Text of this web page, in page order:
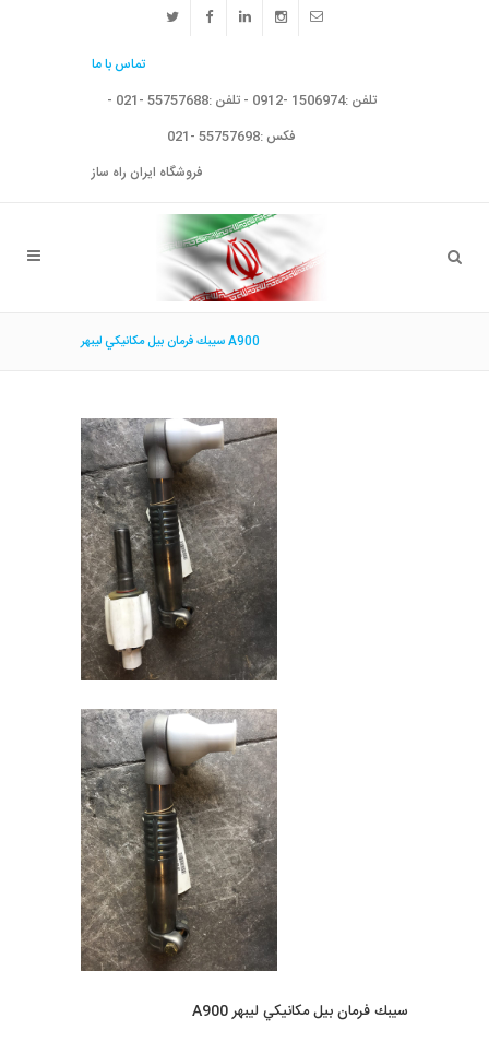
تماس با ما
تلفن :1506974 -0912 - تلفن :55757688 -021 -
فکس :55757698 -021
فروشگاه ایران راه ساز
سيبك فرمان بيل مكانيكي ليبهر A900
سيبك فرمان بيل مكانيكي ليبهر A900